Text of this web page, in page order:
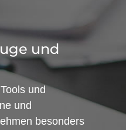
und
und
und
besonders